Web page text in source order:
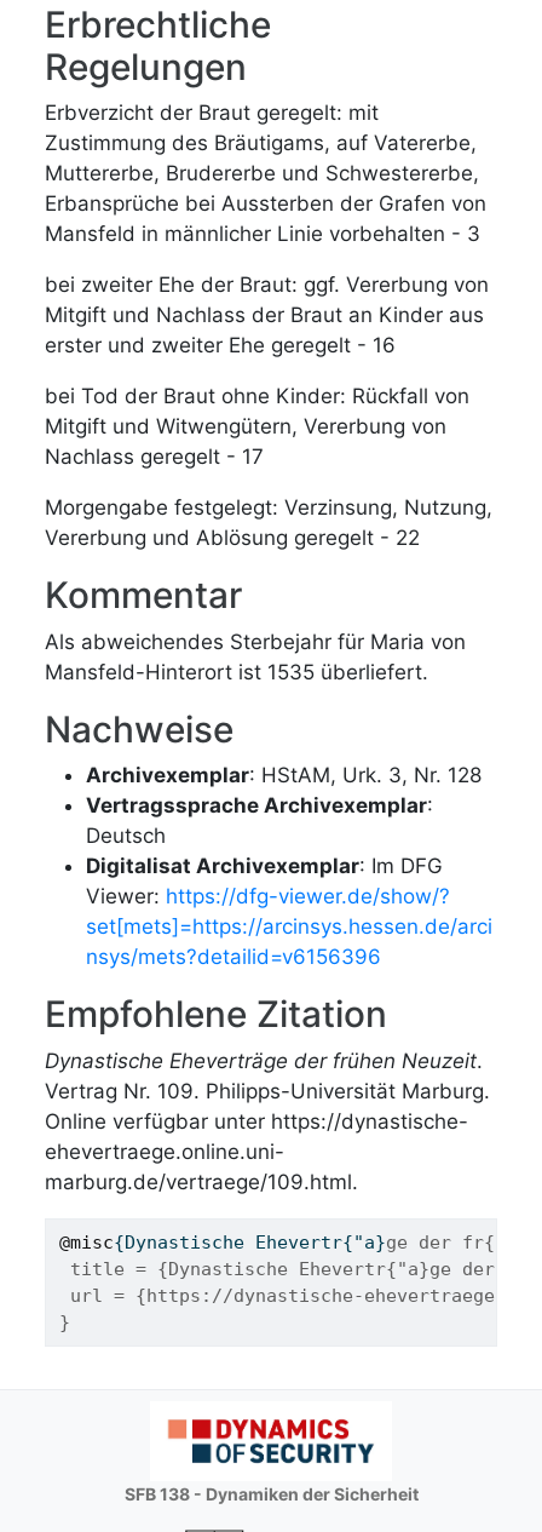
Erbrechtliche
Regelungen
Erbverzicht der Braut geregelt: mit
Zustimmung des Bräutigams, auf Vatererbe,
Muttererbe, Brudererbe und Schwestererbe,
Erbansprüche bei Aussterben der Grafen von
Mansfeld in männlicher Linie vorbehalten - 3
bei zweiter Ehe der Braut: ggf. Vererbung von
Mitgift und Nachlass der Braut an Kinder aus
erster und zweiter Ehe geregelt - 16
bei Tod der Braut ohne Kinder: Rückfall von
Mitgift und Witwengütern, Vererbung von
Nachlass geregelt - 17
Morgengabe festgelegt: Verzinsung, Nutzung,
Vererbung und Ablösung geregelt - 22
Kommentar
Als abweichendes Sterbejahr für Maria von
Mansfeld-Hinterort ist 1535 überliefert.
Nachweise
Archivexemplar: HStAM, Urk. 3, Nr. 128
Vertragssprache Archivexemplar:
Deutsch
Digitalisat Archivexemplar: Im DFG
Viewer: https://dfg-viewer.de/show/?
set[mets]=https://arcinsys.hessen.de/arci
nsys/mets?detailid=v6156396
Empfohlene Zitation
Dynastische Eheverträge der frühen Neuzeit.
Vertrag Nr. 109. Philipps-Universität Marburg.
Online verfügbar unter https://dynastische-
ehevertraege.online.uni-
marburg.de/vertraege/109.html.
@misc{Dynastische Ehevertr{"a}ge der
title = {Dynastische Ehevertr{"a}ge der
url = {https://dynastische-
}
SFB 138 - Dynamiken der Sicherheit